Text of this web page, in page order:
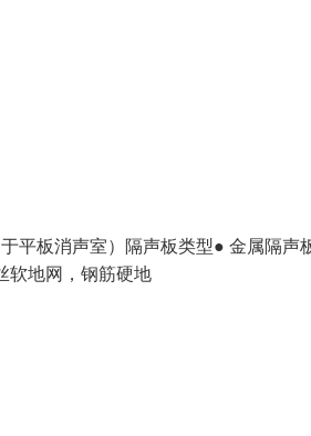
平板消声室）隔声板类型● 金属隔声
软地网，钢筋硬地